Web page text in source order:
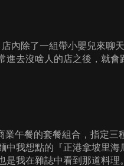
內除了一組帶小嬰兒來聊
進去沒啥人的店之後，就
業午餐的套餐組合，指定
中我想點的『正港拿坡里
是我在雜誌中看到那道料